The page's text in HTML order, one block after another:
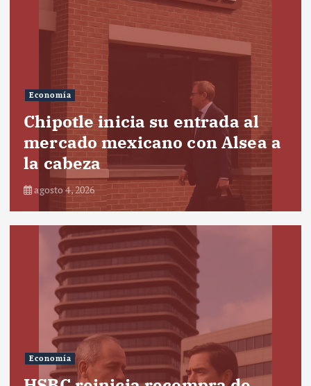
Economía
Chipotle inicia su entrada al
mercado mexicano con Alsea a
la cabeza
agosto 4, 2026
Economía